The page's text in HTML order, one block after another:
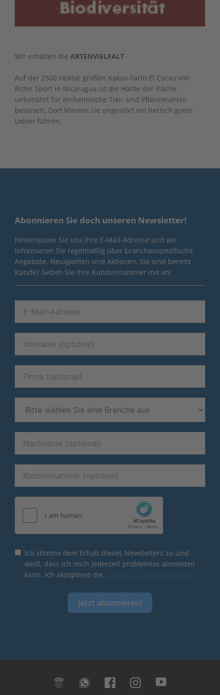
Wir erhalten die ARTENVIELFALT
Auf der 2500 Hektar großen Kakao-Farm El Cacao von
Ritter Sport in Nicaragua ist die Hälfte der Fläche
unberührt für einheimische Tier- und Pflanzenarten
belassen. Dort können sie ungestört ein tierisch gutes
Leben führen.
Abonnieren Sie doch unseren Newsletter!
Hinterlassen Sie uns Ihre E-Mail-Adresse und wir
Informieren Sie regelmäßig über branchenspezifische
Angebote, Neuigkeiten und Aktionen. Sie sind bereits
Kunde? Geben Sie Ihre Kundennummer mit an!
Ich stimme dem Erhalt dieses Newsletters zu und
weiß, dass ich mich jederzeit problemlos abmelden
kann. Ich akzeptiere die
Jetzt abonnieren!